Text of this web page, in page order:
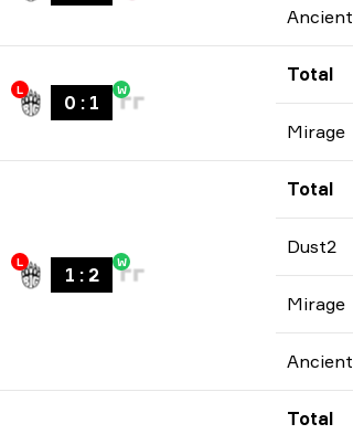
Ancient
L
0 : 1
W
Total
Mirage
L
1 : 2
W
Total
Dust2
Mirage
Ancient
Total